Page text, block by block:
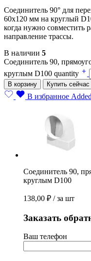
Соединитель 90° для
60х120 мм на круглый
когда нужно совместить
направление трассы.
В наличии 5
Соединитель 90,
круглым D100 quantity
В корзину Купить сейчас
В избранное
Соединитель 90,
круглым D100
138,00 ₽ / за шт
Заказать
Ваш телефон